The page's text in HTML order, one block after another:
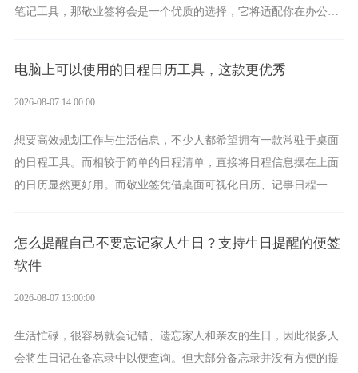
笔记工具，那敬业签将会是一个优质的选择，它将适配你在办公、
电脑上可以使用的日程日历工具，这款更优秀
2026-08-07 14:00:00
想要高效规划工作与生活信息，不少人都希望拥有一款常驻于桌面
的日程工具。而相较于简单的日程清单，直接将日程信息摆在上面
的日历显然更好用。而敬业签凭借桌面可视化日历、记事日程一体
怎么提醒自己不要忘记家人生日？支持生日提醒的便签
软件
2026-08-07 13:00:00
生活忙碌，很容易就会记错、遗忘家人和亲友的生日，因此很多人
会将生日记在备忘录中以便查询。但大部分备忘录并没有方便的提